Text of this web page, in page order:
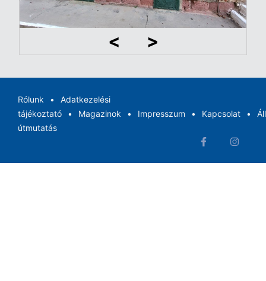
Rólunk
Adatkezelési
tájékoztató
Magazinok Impresszum Kapcsolat
útmutatás